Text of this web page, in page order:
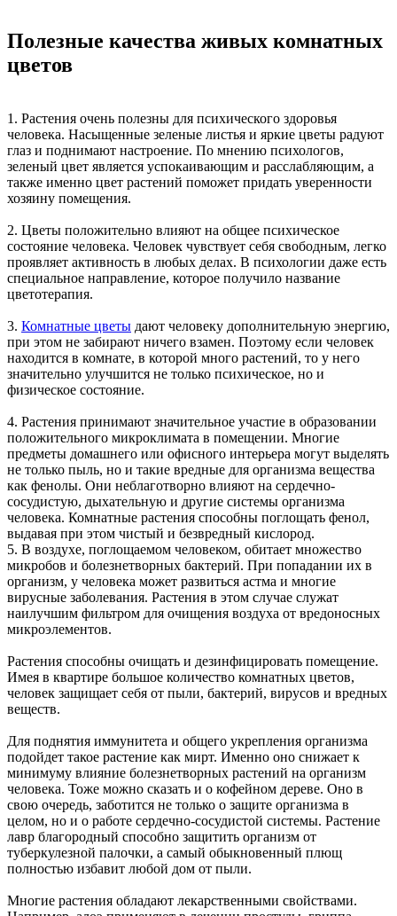
Полезные качества живых комнатных
цветов
1. Растения очень полезны для психического здоровья
человека. Насыщенные зеленые листья и яркие цветы радуют
глаз и поднимают настроение. По мнению психологов,
зеленый цвет является успокаивающим и расслабляющим, а
также именно цвет растений поможет придать уверенности
хозяину помещения.
2. Цветы положительно влияют на общее психическое
состояние человека. Человек чувствует себя свободным, легко
проявляет активность в любых делах. В психологии даже есть
специальное направление, которое получило название
цветотерапия.
3. Комнатные цветы дают человеку дополнительную энергию,
при этом не забирают ничего взамен. Поэтому если человек
находится в комнате, в которой много растений, то у него
значительно улучшится не только психическое, но и
физическое состояние.
4. Растения принимают значительное участие в образовании
положительного микроклимата в помещении. Многие
предметы домашнего или офисного интерьера могут выделять
не только пыль, но и такие вредные для организма вещества
как фенолы. Они неблаготворно влияют на сердечно-
сосудистую, дыхательную и другие системы организма
человека. Комнатные растения способны поглощать фенол,
выдавая при этом чистый и безвредный кислород.
5. В воздухе, поглощаемом человеком, обитает множество
микробов и болезнетворных бактерий. При попадании их в
организм, у человека может развиться астма и многие
вирусные заболевания. Растения в этом случае служат
наилучшим фильтром для очищения воздуха от вредоносных
микроэлементов.
Растения способны очищать и дезинфицировать помещение.
Имея в квартире большое количество комнатных цветов,
человек защищает себя от пыли, бактерий, вирусов и вредных
веществ.
Для поднятия иммунитета и общего укрепления организма
подойдет такое растение как мирт. Именно оно снижает к
минимуму влияние болезнетворных растений на организм
человека. Тоже можно сказать и о кофейном дереве. Оно в
свою очередь, заботится не только о защите организма в
целом, но и о работе сердечно-сосудистой системы. Растение
лавр благородный способно защитить организм от
туберкулезной палочки, а самый обыкновенный плющ
полностью избавит любой дом от пыли.
Многие растения обладают лекарственными свойствами.